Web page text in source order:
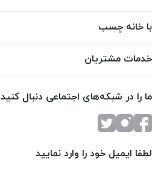
با خانه چسب
خدمات مشتریان
ما را در شبکه‌های اجتماعی دنبال کنید
لطفا ایمیل خود را وارد نمایید